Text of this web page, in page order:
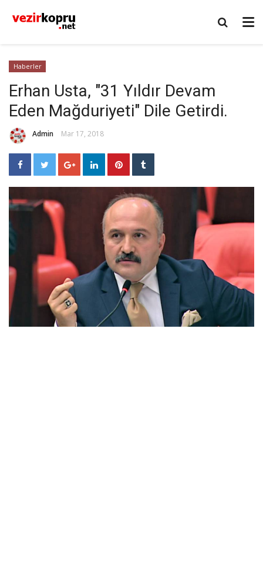
Haberler
Erhan Usta, "31 Yıldır Devam
Eden Mağduriyeti" Dile Getirdi.
Admin Mar 17, 2018